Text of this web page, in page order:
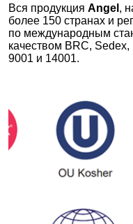
Вся продукция Angel ,
более 150 странах и
по международным
качеством BRC,
9001 и 14001.